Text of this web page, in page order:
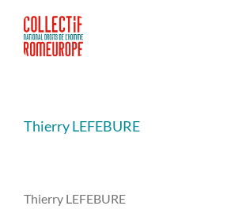
contenu
Thierry LEFEBURE
Thierry LEFEBURE